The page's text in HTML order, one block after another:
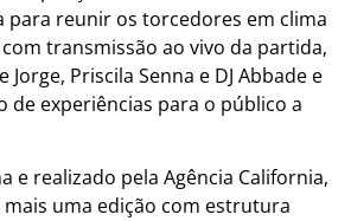
para reunir os torcedores em clima
transmissão ao vivo da partida,
Jorge, Priscila Senna e DJ Abbade e
de experiências para o público a
e realizado pela Agência California,
uma edição com estrutura